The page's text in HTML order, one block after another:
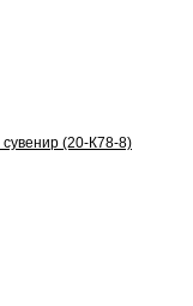
(20-К78-8)